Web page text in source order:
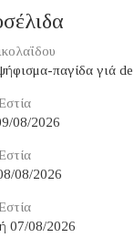
παγίδα γιά de
08/2026
08/2026
07/08/2026